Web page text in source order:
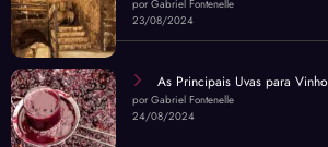
por Gabriel Fontenelle
23/08/2024
As Principais Uvas para Vinho
por Gabriel Fontenelle
24/08/2024